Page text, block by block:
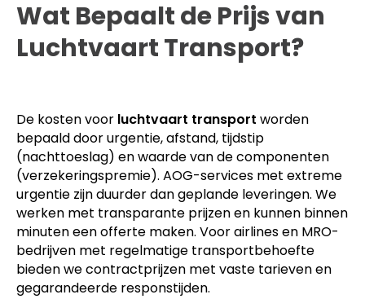
Wat Bepaalt de Prijs van
Luchtvaart Transport?
De kosten voor luchtvaart transport worden
bepaald door urgentie, afstand, tijdstip
(nachttoeslag) en waarde van de componenten
(verzekeringspremie). AOG-services met extreme
urgentie zijn duurder dan geplande leveringen. We
werken met transparante prijzen en kunnen binnen
minuten een offerte maken. Voor airlines en MRO-
bedrijven met regelmatige transportbehoefte
bieden we contractprijzen met vaste tarieven en
gegarandeerde responstijden.